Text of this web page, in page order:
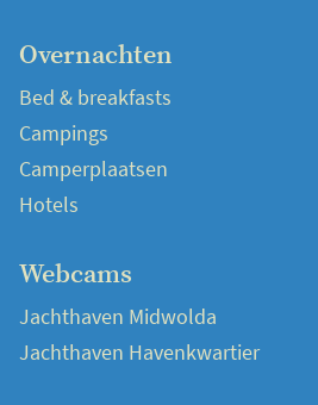
Overnachten
Bed & breakfasts
Campings
Camperplaatsen
Hotels
Webcams
Jachthaven Midwolda
Jachthaven Havenkwartier